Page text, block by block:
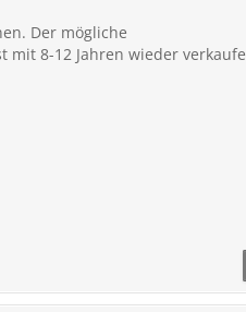
Der mögliche
mit 8-12 Jahren wieder verkaufe